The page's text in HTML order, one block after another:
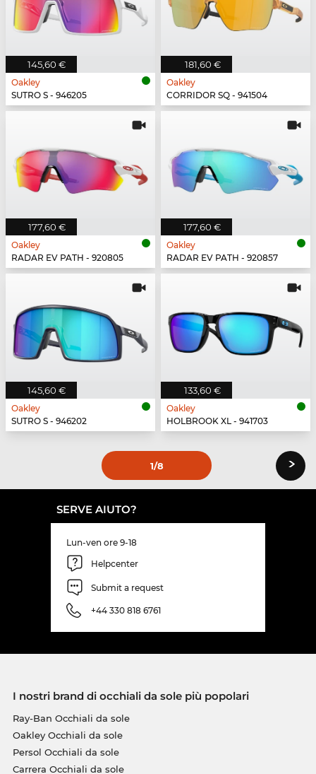
145,60 €
Oakley
SUTRO S - 946205
181,60 €
Oakley
CORRIDOR SQ - 941504
177,60 €
Oakley
RADAR EV PATH - 920805
177,60 €
Oakley
RADAR EV PATH - 920857
145,60 €
Oakley
SUTRO S - 946202
133,60 €
Oakley
HOLBROOK XL - 941703
1/8 ›
SERVE AIUTO?
Lun-ven ore 9-18
Helpcenter
Submit a request
+44 330 818 6761
I nostri brand di occhiali da sole più popolari
Ray-Ban Occhiali da sole
Oakley Occhiali da sole
Persol Occhiali da sole
Carrera Occhiali da sole